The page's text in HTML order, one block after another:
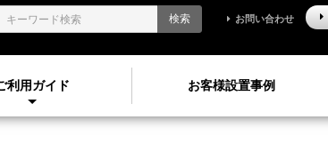
利用ガイド お客様設置事例
検索 お問い合わせ